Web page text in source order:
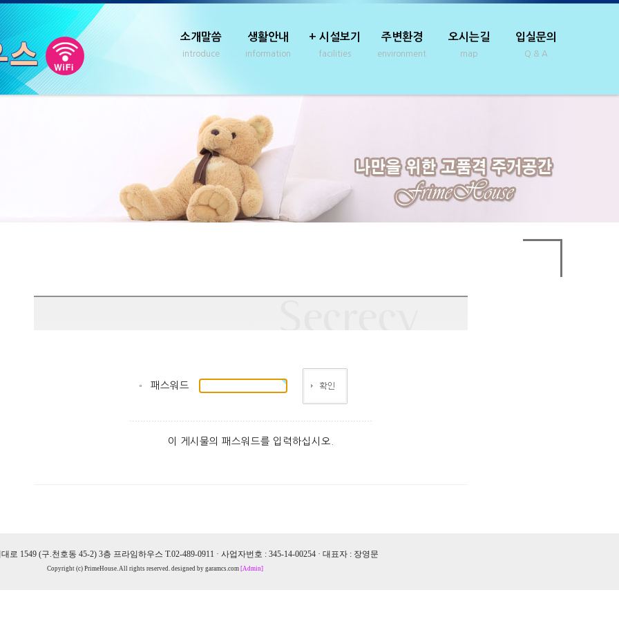
소개말씀
introduce
생활안내
information
+ 시설보기
facilities
주변환경
environment
오시는길
map
입실문의
Q & A
패스워드
이 게시물의 패스워드를 입력하십시오.
로 1549 (구.천호동 45-2) 3층 프라임하우스 T.02-489-0911 · 사업자번호 : 345-14-00254 · 대표자 : 장영문
Copyright (c) PrimeHouse. All rights reserved. designed by garamcs.com [Admin]